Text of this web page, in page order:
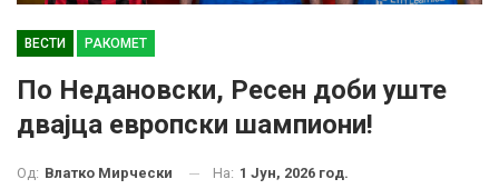
ВЕСТИ РАКОМЕТ
По Недановски, Ресен доби уште
двајца европски шампиони!
Од: Влатко Мирчески На: 1 Јун, 2026 год.